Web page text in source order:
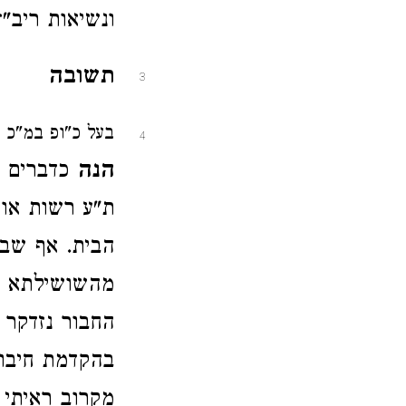
ונשיאות
3 תשובה
4 בעל כ"ופ במ"כ
הנה
ת"ע רשות
הבית. אף
מהשושילתא
החבור
בהקדמת